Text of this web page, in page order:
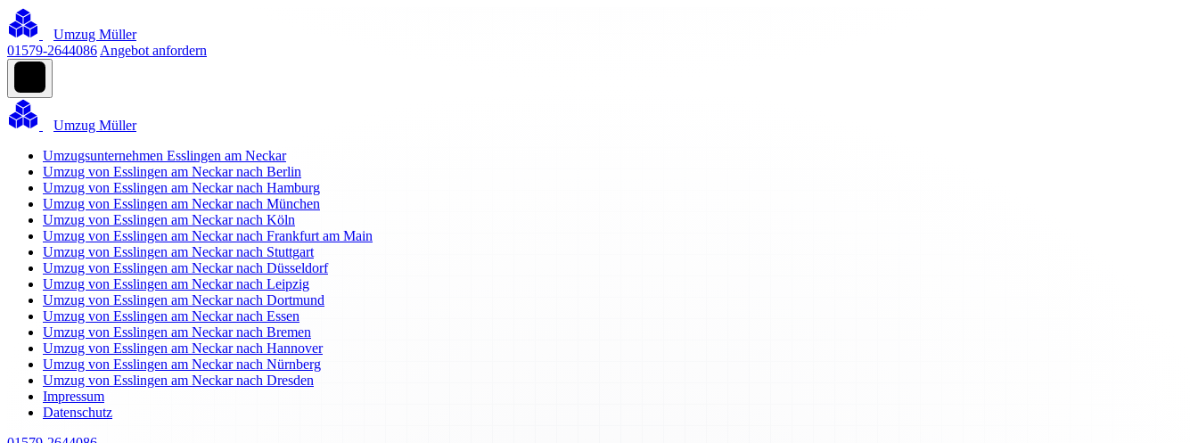
Umzug Müller
01579-2644086 Angebot anfordern
Umzug Müller
Umzugsunternehmen Esslingen am Neckar
Umzug von Esslingen am Neckar nach Berlin
Umzug von Esslingen am Neckar nach Hamburg
Umzug von Esslingen am Neckar nach München
Umzug von Esslingen am Neckar nach Köln
Umzug von Esslingen am Neckar nach Frankfurt am Main
Umzug von Esslingen am Neckar nach Stuttgart
Umzug von Esslingen am Neckar nach Düsseldorf
Umzug von Esslingen am Neckar nach Leipzig
Umzug von Esslingen am Neckar nach Dortmund
Umzug von Esslingen am Neckar nach Essen
Umzug von Esslingen am Neckar nach Bremen
Umzug von Esslingen am Neckar nach Hannover
Umzug von Esslingen am Neckar nach Nürnberg
Umzug von Esslingen am Neckar nach Dresden
Impressum
Datenschutz